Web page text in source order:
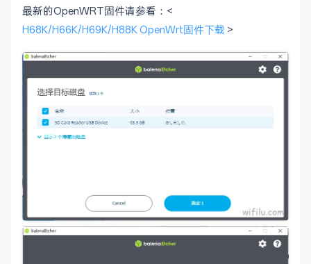
最新的OpenWRT固件请参看：<
H68K/H66K/H69K/H88K OpenWrt固件下载 >